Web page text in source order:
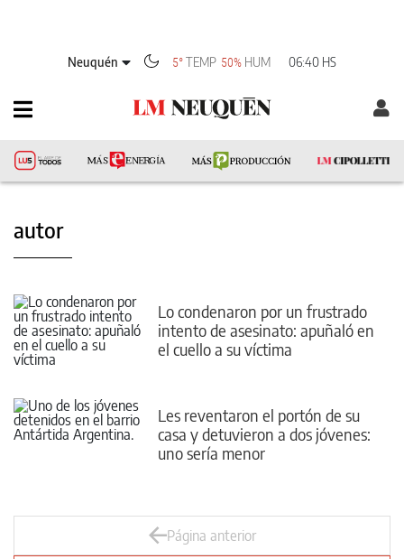
Neuquén 5° TEMP 50% HUM 06:40 HS
autor
Lo condenaron por un frustrado
intento de asesinato: apuñaló en
el cuello a su víctima
Les reventaron el portón de su
casa y detuvieron a dos jóvenes:
uno sería menor
Página anterior